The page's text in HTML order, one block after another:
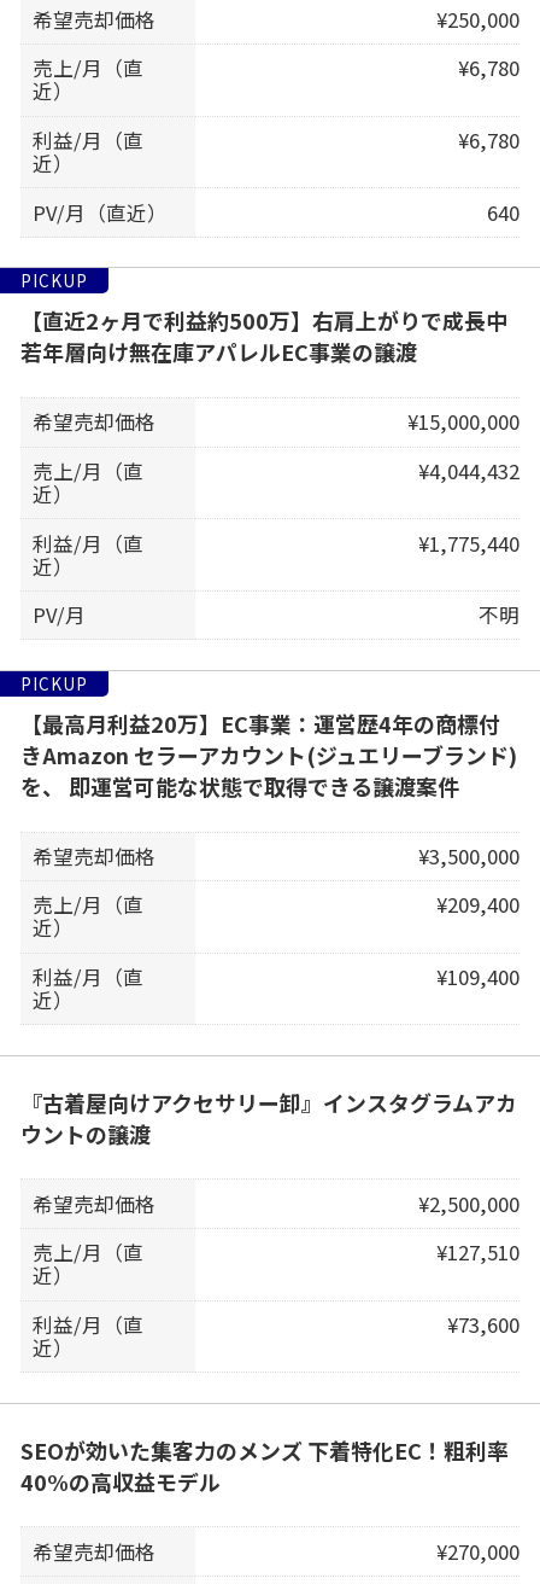
希望売却価格
¥250,000
売上/月（直
近）
¥6,780
利益/月（直
近）
¥6,780
PV/月（直近） 640
PICKUP
【直近2ヶ月で利益約500万】右肩上がりで成長中
若年層向け無在庫アパレルEC事業の譲渡
希望売却価格
¥15,000,000
売上/月（直
近）
¥4,044,432
利益/月（直
近）
¥1,775,440
PV/月 不明
PICKUP
【最高月利益20万】EC事業：運営歴4年の商標付
きAmazon セラーアカウント(ジュエリーブランド)
を、 即運営可能な状態で取得できる譲渡案件
希望売却価格
¥3,500,000
売上/月（直
近）
¥209,400
利益/月（直
近）
¥109,400
『古着屋向けアクセサリー卸』インスタグラムアカ
ウントの譲渡
希望売却価格
¥2,500,000
売上/月（直
近）
¥127,510
利益/月（直
近）
¥73,600
SEOが効いた集客力のメンズ 下着特化EC！粗利率
40%の高収益モデル
希望売却価格
¥270,000